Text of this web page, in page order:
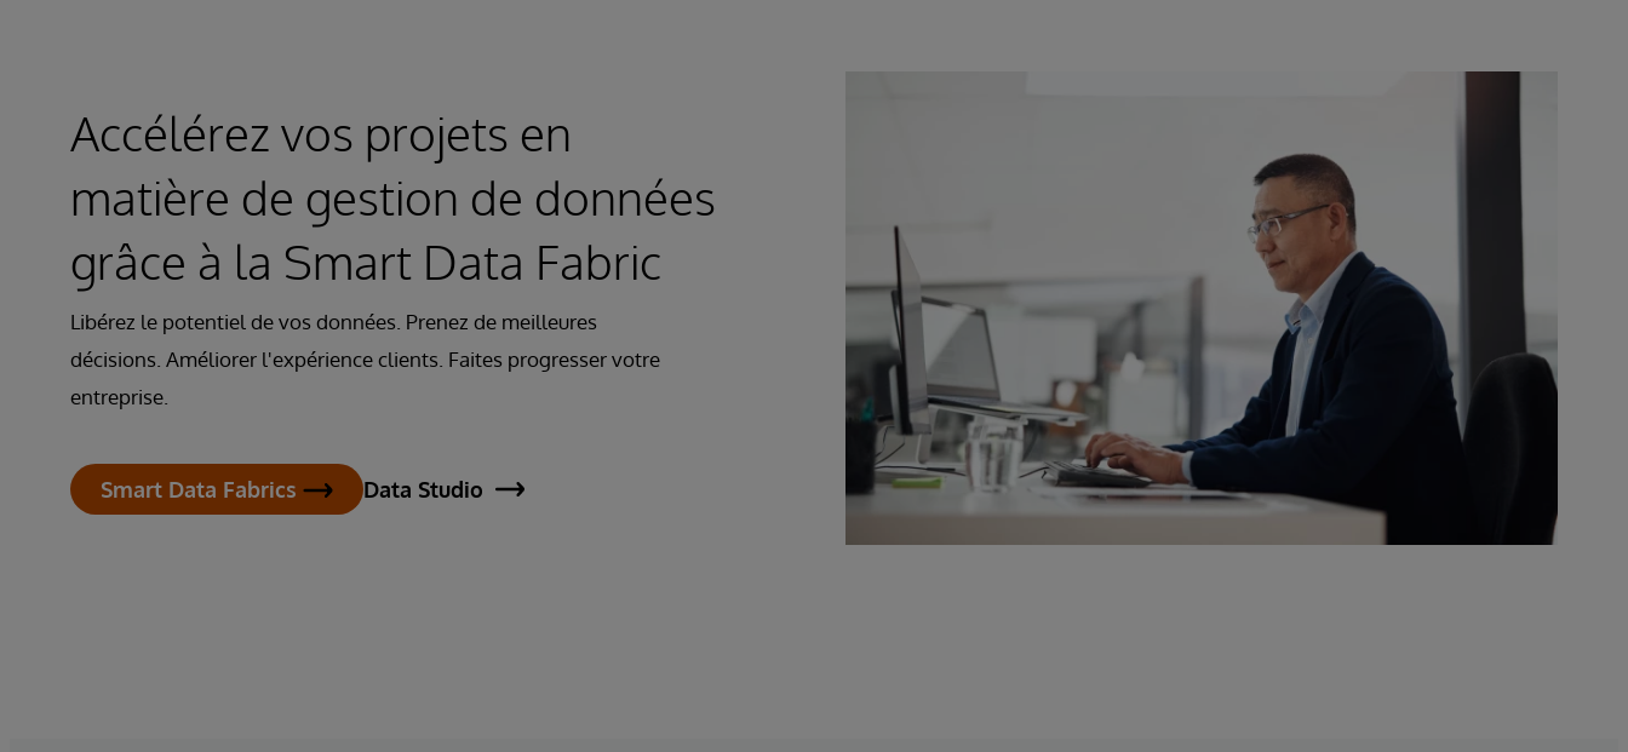
Accélérez vos projets en
matière de gestion de données
grâce à la Smart Data Fabric
Libérez le potentiel de vos données. Prenez de meilleures
décisions. Améliorer l'expérience clients. Faites progresser votre
entreprise.
Smart Data Fabrics Data Studio